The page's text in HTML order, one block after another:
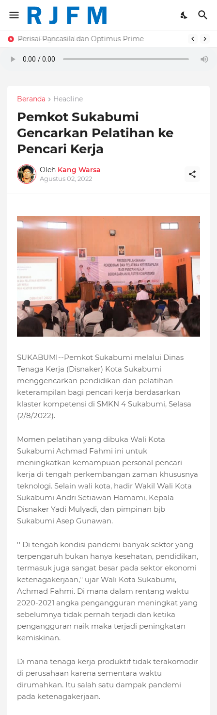
Perisai Pancasila dan Optimus Prime
Beranda Headline
Pemkot Sukabumi
Gencarkan Pelatihan ke
Pencari Kerja
Oleh Kang Warsa
Agustus 02, 2022
SUKABUMI--Pemkot Sukabumi melalui Dinas
Tenaga Kerja (Disnaker) Kota Sukabumi
menggencarkan pendidikan dan pelatihan
keterampilan bagi pencari kerja berdasarkan
klaster kompetensi di SMKN 4 Sukabumi, Selasa
(2/8/2022).
Momen pelatihan yang dibuka Wali Kota
Sukabumi Achmad Fahmi ini untuk
meningkatkan kemampuan personal pencari
kerja di tengah perkembangan zaman khususnya
teknologi. Selain wali kota, hadir Wakil Wali Kota
Sukabumi Andri Setiawan Hamami, Kepala
Disnaker Yadi Mulyadi, dan pimpinan bjb
Sukabumi Asep Gunawan.
'' Di tengah kondisi pandemi banyak sektor yang
terpengaruh bukan hanya kesehatan, pendidikan,
termasuk juga sangat besar pada sektor ekonomi
ketenagakerjaan,'' ujar Wali Kota Sukabumi,
Achmad Fahmi. Di mana dalam rentang waktu
2020-2021 angka pengangguran meningkat yang
sebelumnya tidak pernah terjadi dan ketika
pengangguran naik maka terjadi peningkatan
kemiskinan.
Di mana tenaga kerja produktif tidak terakomodir
di perusahaan karena sementara waktu
dirumahkan. Itu salah satu dampak pandemi
pada ketenagakerjaan.